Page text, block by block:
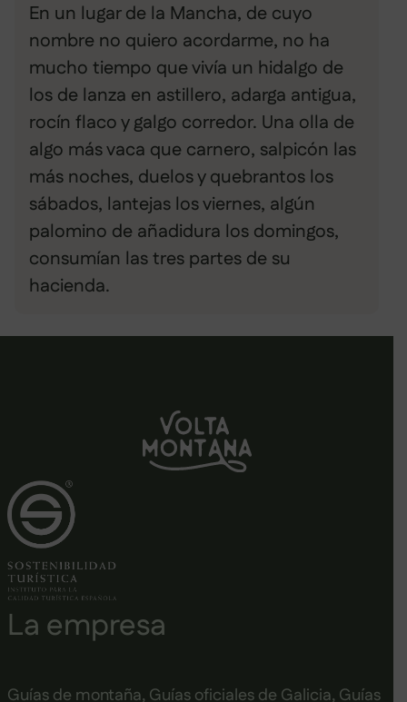
En un lugar de la Mancha, de cuyo
nombre no quiero acordarme, no ha
mucho tiempo que vivía un hidalgo de
los de lanza en astillero, adarga antigua,
rocín flaco y galgo corredor. Una olla de
algo más vaca que carnero, salpicón las
más noches, duelos y quebrantos los
sábados, lantejas los viernes, algún
palomino de añadidura los domingos,
consumían las tres partes de su
hacienda.
La empresa
Guías de montaña, Guías oficiales de Galicia, Guías